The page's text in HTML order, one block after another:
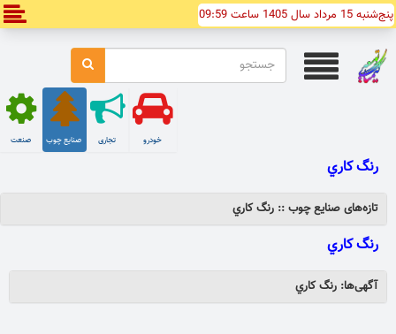
پنج‌شنبه 15 مرداد سال 1405 ساعت 09:59
صنعت صنایع چوب تجاری خودرو
رنگ کاري
تازه‌های صنایع چوب :: رنگ کاري
رنگ کاري
آگهی‌ها: رنگ کاري